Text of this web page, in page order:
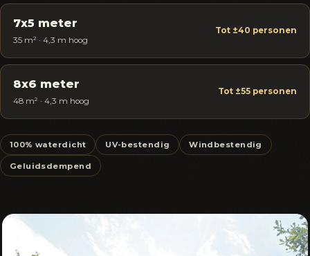
7x5 meter
35 m² · 4,3 m hoog
Tot ±40 personen
8x6 meter
48 m² · 4,3 m hoog
Tot ±55 personen
100% waterdicht UV-bestendig Windbestendig
Geluidsdempend